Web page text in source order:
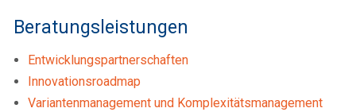
Beratungsleistungen
Entwicklungspartnerschaften
Innovationsroadmap
Variantenmanagement und Komplexitätsmanagement